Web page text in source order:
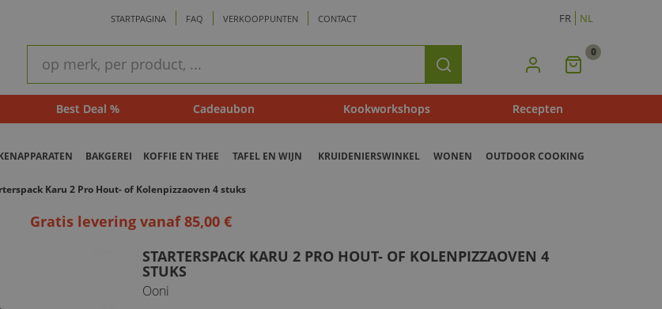
STARTPAGINA FAQ VERKOOPPUNTEN CONTACT FR NL
zoeken
Zoeken Mijn
0
Best Deal % Cadeaubon Kookworkshops Recepten
BAKGEREI KOFFIE EN THEE TAFEL EN WIJN KRUIDENIERSWINKEL WONEN OUTDOOR COOKING
Karu 2 Pro Hout- of Kolenpizzaoven 4 stuks
Gratis levering vanaf 85,00 €
STARTERSPACK KARU 2 PRO HOUT- OF KOLENPIZZAOVEN 4
STUKS
Ooni